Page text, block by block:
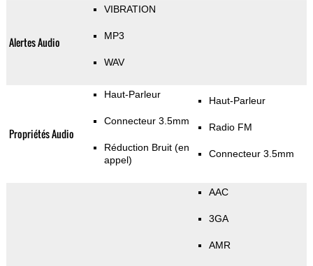
Alertes Audio
VIBRATION
MP3
WAV
Propriétés Audio
Haut-Parleur
Connecteur 3.5mm
Réduction Bruit (en
appel)
Haut-Parleur
Radio FM
Connecteur 3.5mm
AAC
3GA
AMR